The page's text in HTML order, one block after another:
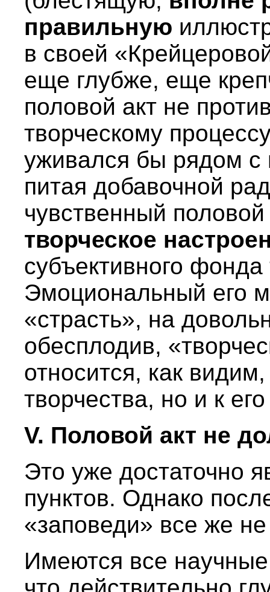
правильную
в своей
еще глубже, еще
половой акт не
творческому
уживался бы рядом с
питая добавочной
чувственный
творческое
субъективного фонда
Эмоциональный его
«страсть», на
обесплодив,
относится, как
творчества, но и к
V. Половой акт не
Это уже достаточно
пунктов. Однако
«заповеди» все же
Имеются все